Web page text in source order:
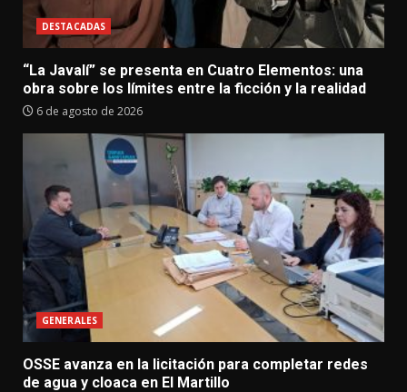
DESTACADAS
“La Javalí” se presenta en Cuatro Elementos: una
obra sobre los límites entre la ficción y la realidad
6 de agosto de 2026
GENERALES
OSSE avanza en la licitación para completar redes
de agua y cloaca en El Martillo